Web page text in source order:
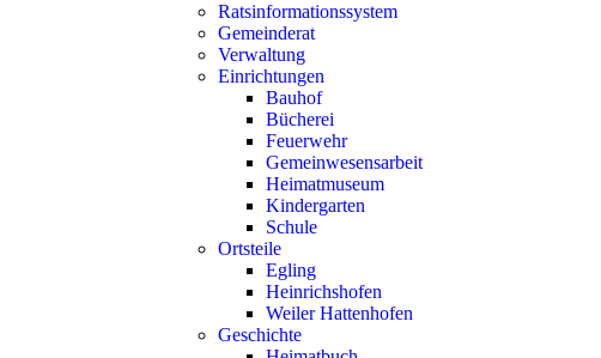
Ratsinformationssystem
Gemeinderat
Verwaltung
Einrichtungen
Bauhof
Bücherei
Feuerwehr
Gemeinwesensarbeit
Heimatmuseum
Kindergarten
Schule
Ortsteile
Egling
Heinrichshofen
Weiler Hattenhofen
Geschichte